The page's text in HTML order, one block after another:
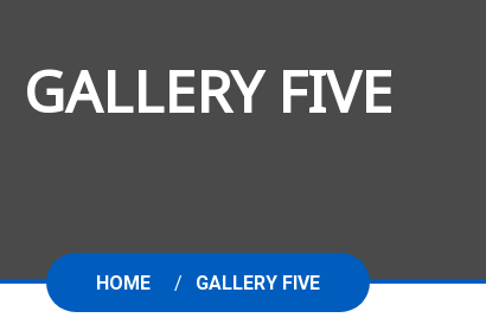
GALLERY FIVE
HOME GALLERY FIVE